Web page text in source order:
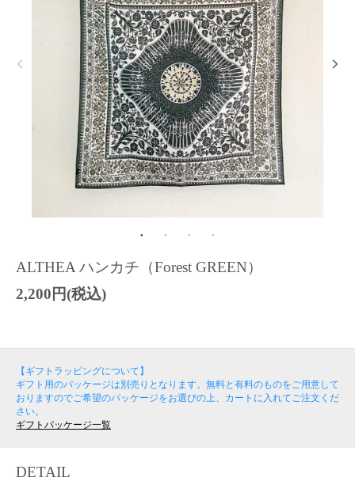
ALTHEA ハンカチ（Forest GREEN）
2,200円(税込)
【ギフトラッピングについて】
ギフト用のパッケージは別売りとなります。無料と有料のものをご用意して
おりますのでご希望のパッケージをお選びの上、カートに入れてご注文くだ
さい。
ギフトパッケージ一覧
DETAIL